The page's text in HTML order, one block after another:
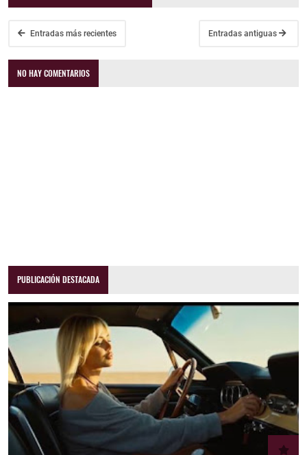
Entradas más recientes Entradas antiguas
NO HAY COMENTARIOS
PUBLICACIÓN DESTACADA